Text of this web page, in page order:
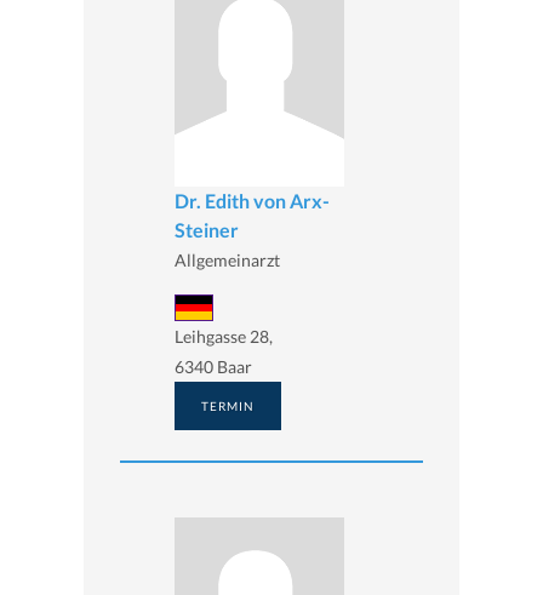
Dr. Edith von Arx-
Steiner
Allgemeinarzt
Leihgasse 28,
6340 Baar
TERMIN